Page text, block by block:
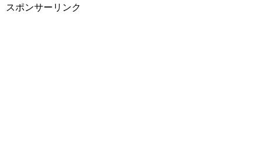
スポンサーリンク